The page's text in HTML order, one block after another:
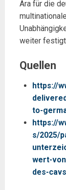
Ära für die
weiter
Quellen
https://
to-
https://
s/2025/
wert-
des-